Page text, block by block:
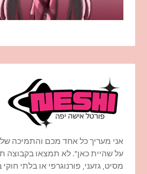
אני מעריך כל אחד מכם והתמיכה
על שהיית כאן". לא תמצאו בקבוצה
מסיט, גזעני, פורנוגרפי או בלתי